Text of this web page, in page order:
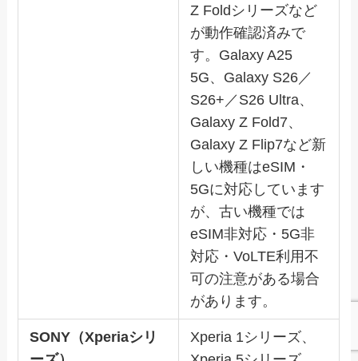
Z Foldシリーズなど
が動作確認済みで
す。Galaxy A25
5G、Galaxy S26／
S26+／S26 Ultra、
Galaxy Z Fold7、
Galaxy Z Flip7など新
しい機種はeSIM・
5Gに対応しています
が、古い機種では
eSIM非対応・5G非
対応・VoLTE利用不
可の注意がある場合
があります。
SONY（Xperiaシリ
Xperia 1シリーズ、